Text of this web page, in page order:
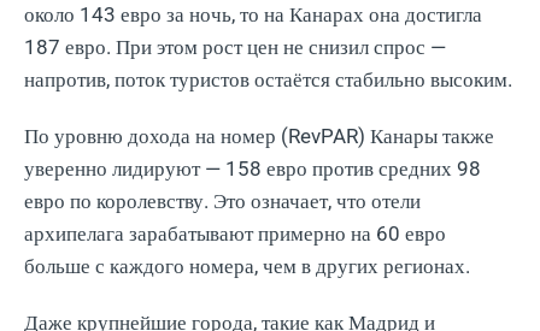
около 143 евро за ночь, то на Канарах она достигла
187 евро. При этом рост цен не снизил спрос —
напротив, поток туристов остаётся стабильно высоким.
По уровню дохода на номер (RevPAR) Канары также
уверенно лидируют — 158 евро против средних 98
евро по королевству. Это означает, что отели
архипелага зарабатывают примерно на 60 евро
больше с каждого номера, чем в других регионах.
Даже крупнейшие города, такие как Мадрид и